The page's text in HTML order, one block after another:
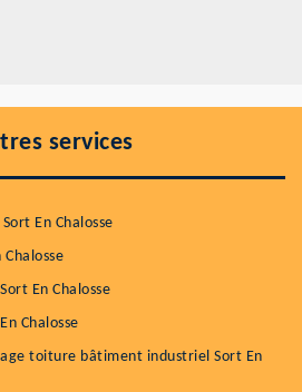
services
En Chalosse
En Chalosse
Chalosse
toiture bâtiment industriel Sort En
c'est préserver sa
durabilité